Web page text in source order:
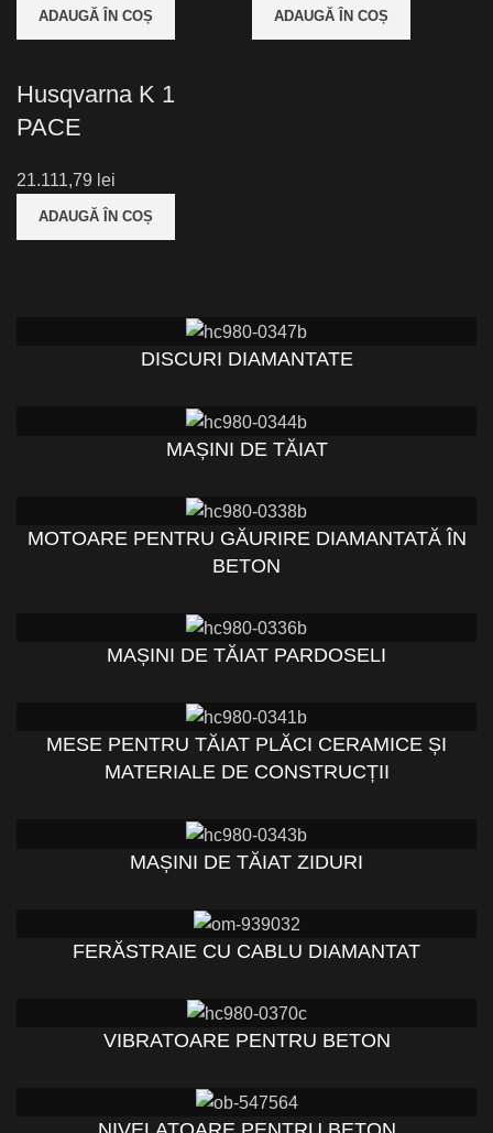
ADAUGĂ ÎN COȘ ADAUGĂ ÎN COȘ
Husqvarna K 1
PACE
lei
ADAUGĂ ÎN COȘ
DISCURI DIAMANTATE
MAȘINI DE TĂIAT
MOTOARE PENTRU GĂURIRE DIAMANTATĂ ÎN
BETON
MAȘINI DE TĂIAT PARDOSELI
MESE PENTRU TĂIAT PLĂCI CERAMICE ȘI
MATERIALE DE CONSTRUCȚII
MAȘINI DE TĂIAT ZIDURI
FERĂSTRAIE CU CABLU DIAMANTAT
VIBRATOARE PENTRU BETON